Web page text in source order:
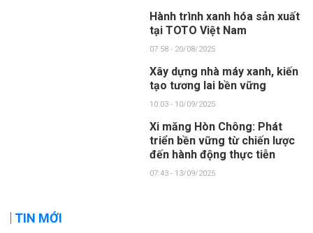
Hành trình xanh hóa sản xuất
tại TOTO Việt Nam
07:58 - 20/08/2025
Xây dựng nhà máy xanh, kiến
tạo tương lai bền vững
10:03 - 10/09/2025
Xi măng Hòn Chông: Phát
triển bền vững từ chiến lược
đến hành động thực tiễn
07:43 - 13/09/2025
TIN MỚI